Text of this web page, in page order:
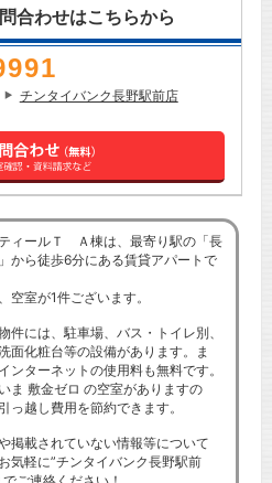
合わせはこちらから
チンタイバンク長野駅前店
ィールＴ Ａ棟は、最寄り駅の「長
から徒歩6分にある賃貸アパートで
空室が1件ございます。
件には、駐車場、バス・トイレ別、
面化粧台等の設備があります。ま
ンターネットの使用料も無料です。
ま 敷金ゼロ の空室がありますの
っ越し費用を節約できます。
掲載されていない情報等について
気軽に”チンタイバンク長野駅前